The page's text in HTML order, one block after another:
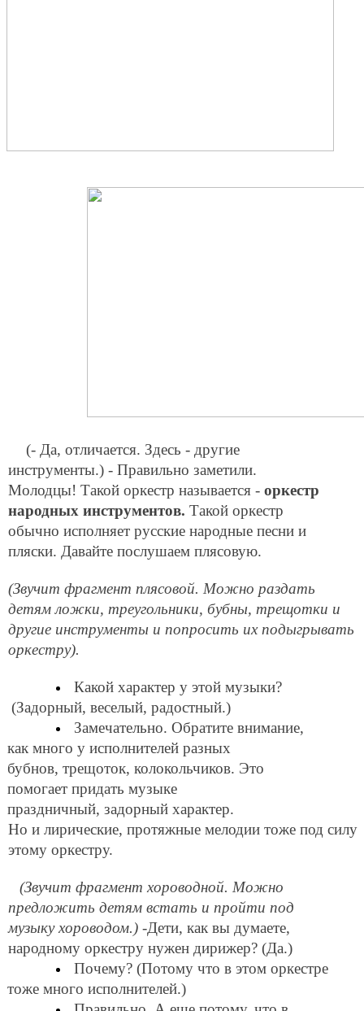
(- Да, отличается. Здесь - другие
инструменты.) - Правильно заметили.
Молодцы! Такой оркестр называется - оркестр
народных инструментов. Такой оркестр
обычно исполняет русские народные песни и
пляски. Давайте послушаем плясовую.
(Звучит фрагмент плясовой. Можно раздать
детям ложки, треугольники, бубны, трещотки и
другие инструменты и попросить их подыгрывать
оркестру).
Какой характер у этой музыки?
(Задорный, веселый, радостный.)
Замечательно. Обратите внимание,
как много у исполнителей разных
бубнов, трещоток, колокольчиков. Это
помогает придать музыке
праздничный, задорный характер.
Но и лирические, протяжные мелодии тоже под силу
этому оркестру.
(Звучит фрагмент хороводной. Можно
предложить детям встать и пройти под
музыку хороводом.) -Дети, как вы думаете,
народному оркестру нужен дирижер? (Да.)
Почему? (Потому что в этом оркестре
тоже много исполнителей.)